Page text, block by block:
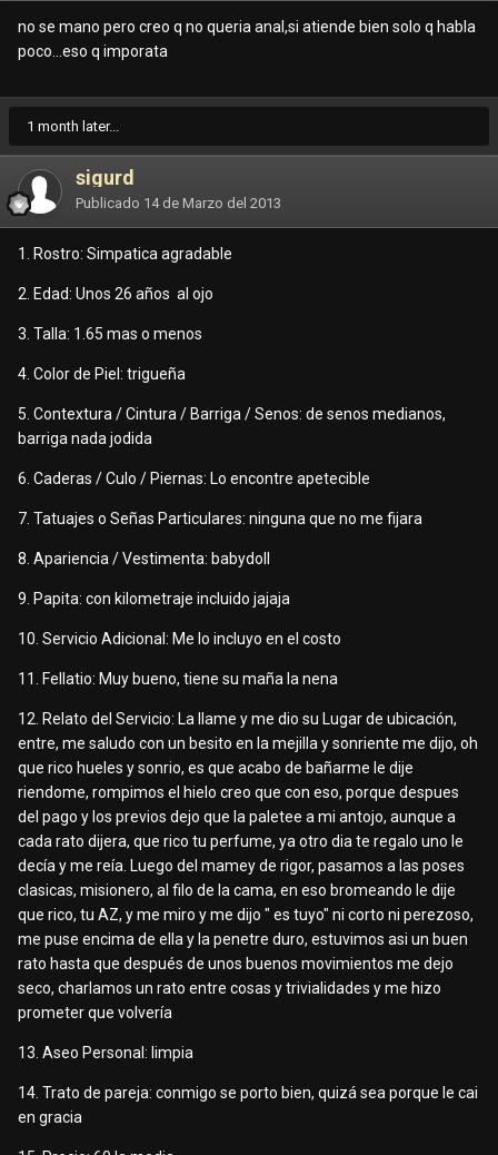
no se mano pero creo q no queria anal,si atiende bien solo q habla
poco...eso q imporata
1 month later...
sigurd
Publicado 14 de Marzo del 2013
1. Rostro: Simpatica agradable
2. Edad: Unos 26 años al ojo
3. Talla: 1.65 mas o menos
4. Color de Piel: trigueña
5. Contextura / Cintura / Barriga / Senos: de senos medianos,
barriga nada jodida
6. Caderas / Culo / Piernas: Lo encontre apetecible
7. Tatuajes o Señas Particulares: ninguna que no me fijara
8. Apariencia / Vestimenta: babydoll
9. Papita: con kilometraje incluido jajaja
10. Servicio Adicional: Me lo incluyo en el costo
11. Fellatio: Muy bueno, tiene su maña la nena
12. Relato del Servicio: La llame y me dio su Lugar de ubicación,
entre, me saludo con un besito en la mejilla y sonriente me dijo, oh
que rico hueles y sonrio, es que acabo de bañarme le dije
riendome, rompimos el hielo creo que con eso, porque despues
del pago y los previos dejo que la paletee a mi antojo, aunque a
cada rato dijera, que rico tu perfume, ya otro dia te regalo uno le
decía y me reía. Luego del mamey de rigor, pasamos a las poses
clasicas, misionero, al filo de la cama, en eso bromeando le dije
que rico, tu AZ, y me miro y me dijo " es tuyo" ni corto ni perezoso,
me puse encima de ella y la penetre duro, estuvimos asi un buen
rato hasta que después de unos buenos movimientos me dejo
seco, charlamos un rato entre cosas y trivialidades y me hizo
prometer que volvería
13. Aseo Personal: limpia
14. Trato de pareja: conmigo se porto bien, quizá sea porque le cai
en gracia